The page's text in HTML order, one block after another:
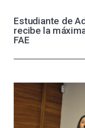
Estudiante de
recibe la
FAE